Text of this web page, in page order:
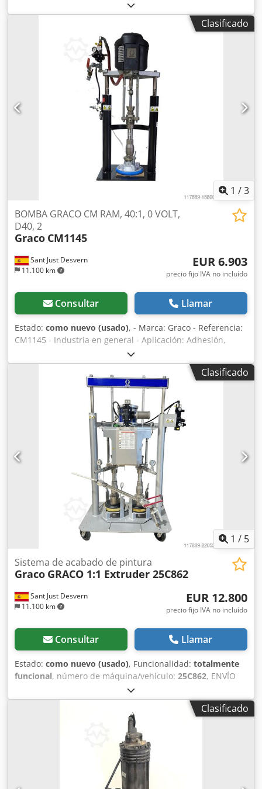
Referencia: G45C19 - Industria en general, - Aplicación:
Pintura disolvente y al agua , media y alta presión - Caudal
máximo: 3,03 l/min - Presión de trabajo máxima: 276 bares
- Relación de presión 45:1 -Incluye manguera, pistola y
boquilla nuevas - Pistola PerformAA 5000 Graco -
Mangueras de aire y fluido de 7,5 metros de alta presión -
Boquilla Lp515 Graco Cedpfev Ta Shjx Ab Aerf - Producto
de segunda mano totalmente revisado - Garantía de 1 año
- Envío o recogida en tienda disponibles - IVA 21% NO
incluido
Clasificado
1 /3
Sant Just Desvern
11.100 km
BOMBA GRACO CM RAM, 40:1, 0 VOLT,
D40, 2
Graco CM1145
EUR 6.903
precio fijo IVA no incluído
Consultar Llamar
Estado: como nuevo (usado), - Marca: Graco - Referencia:
CM1145 - Industria en general - Aplicación: Adhesión,
Sellado, PVC, Juntas, Encapsulación, Moldeo, Descarga,
Relleno en caso de falta de material - Caudal máximo: 3,4
l/min - Presión de trabajo máxima: 276 bares Codjv S
Dzdspfx Ab Aerf - Presión máxima de entrada de aire: 8.62
bares - Relación de presión 40:1 - Para bidones de 20 l -
Temperatura máxima de funcionamiento 49 °C - Producto
de segunda mano totalmente revisado - Garantía de 1 año
(Excepto máquinas eléctricas, y productos que no sean
Graco) - Envío o recogida en tienda disponibles - IVA 21%
NO incluido - IVA INCLUIDO. Se puede solicitar la
devolución del IVA en caso de empresa registrada en el
VIES o con TAX ID - Gastos aduaneros y arancelarios a
cargo del comprador en caso de importación
Clasificado
1 / 5
Sant Just Desvern
11.100 km
Sistema de acabado de pintura
Graco GRACO 1:1 Extruder 25C862
EUR 12.800
precio fijo IVA no incluído
Consultar Llamar
Estado: como nuevo (usado), Funcionalidad: totalmente
funcional, número de máquina/vehículo: 25C862, ENVÍO
DISPONIBLE 🚚 - Marca: Graco Crsdpfeza Utqox Ab Aof -
Referencia: 25C862-OC - Código UPC: 00755652654278 -
Industria en general - sellantes, adhesivos, siliconas -
Aplicación: Cordones y encapsulado - Caudal máximo:
9L/min - Presión de trabajo máxima: 207 bares - Entrada
de aire: 1/2" - Relación de mezcla 1:1 - Relación de presión
36:1 - Para bidones de 20 L. - Producto de segunda mano
Clasificado